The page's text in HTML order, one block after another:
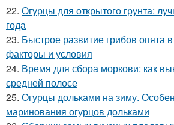
22. Огурцы для открытого грунта:
года
23. Быстрое развитие грибов опята в
факторы и условия
24. Время для сбора моркови: как
средней полосе
25. Огурцы дольками на зиму.
маринования огурцов дольками